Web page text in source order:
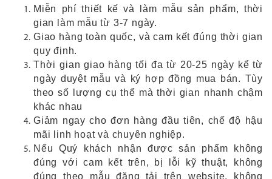
Miễn phí thiết kế và làm mẫu sản phẩm, thời
gian làm mẫu từ 3-7 ngày.
Giao hàng toàn quốc, và cam kết đúng thời gian
quy định.
Thời gian giao hàng tối đa từ 20-25 ngày kể từ
ngày duyệt mẫu và ký hợp đồng mua bán. Tùy
theo số lượng cụ thể mà thời gian nhanh chậm
khác nhau
Giảm ngay cho đơn hàng đầu tiên, chế độ hậu
mãi linh hoạt và chuyên nghiệp.
Nếu Quý khách nhận được sản phẩm không
đúng với cam kết trên, bị lỗi kỹ thuật, không
đúng theo mẫu đăng tải trên website, không